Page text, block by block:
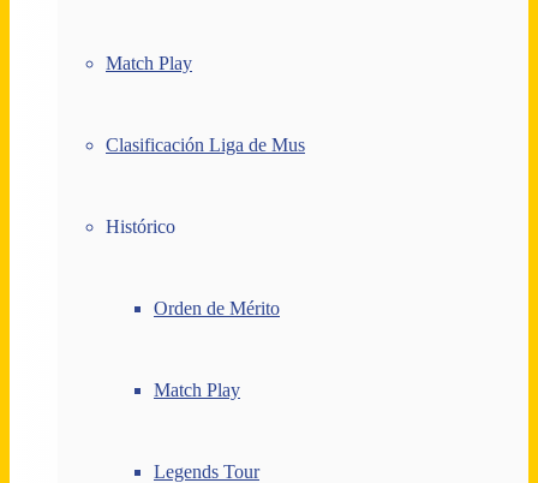
Match Play
Clasificación Liga de Mus
Histórico
Orden de Mérito
Match Play
Legends Tour